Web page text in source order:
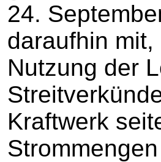
24.
daraufhin
Nutzung der
Kraftwerk